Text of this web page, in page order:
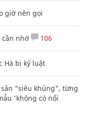
giờ nên gọi
cần nhớ 106
Hà bị kỷ luật
"siêu khủng", từng
'không có nổi